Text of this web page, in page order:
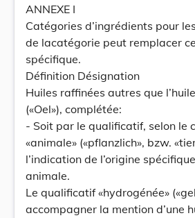
ANNEXE I
Catégories d’ingrédients pour
de lacatégorie peut remplacer
spécifique.
Définition Désignation
Huiles raffinées autres que
(«Oel»), complétée:
- Soit par le qualificatif, selon le
«animale» («pflanzlich», bzw.
l’indication de l’origine
animale.
Le qualificatif «hydrogénée»
accompagner la mention d’une